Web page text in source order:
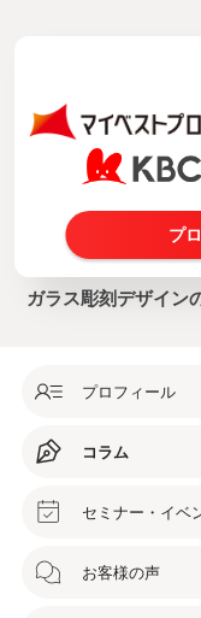
プ
ガラス彫刻デザイン
プロフィール
コラム
セミナー・イベ
お客様の声